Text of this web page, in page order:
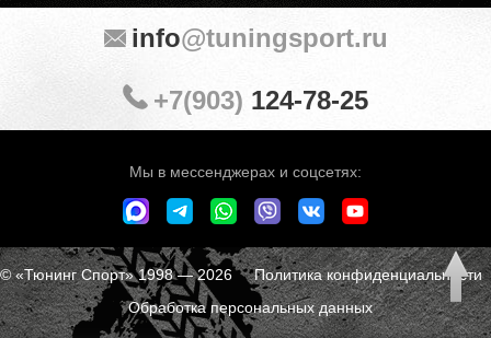
Мы в мессенджерах и соцсетях:
info@tuningsport.ru
+7(903) 124-78-25
© «Тюнинг Спорт» 1998 — 2026Политика конфиденциальности
Обработка персональных данных